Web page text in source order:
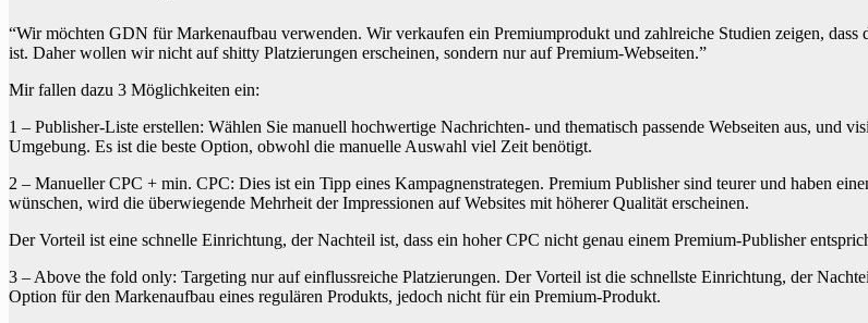
“Wir möchten GDN für Markenaufbau verwenden. Wir verkaufen ein Premiumprodukt und zahlreiche Studien zeigen,
ist. Daher wollen wir nicht auf shitty Platzierungen erscheinen, sondern nur auf Premium-Webseiten.”
Mir fallen dazu 3 Möglichkeiten ein:
1 – Publisher-Liste erstellen: Wählen Sie manuell hochwertige Nachrichten- und thematisch passende Webseiten aus, und
Umgebung. Es ist die beste Option, obwohl die manuelle Auswahl viel Zeit benötigt.
2 – Manueller CPC + min. CPC: Dies ist ein Tipp eines Kampagnenstrategen. Premium Publisher sind teurer und haben
wünschen, wird die überwiegende Mehrheit der Impressionen auf Websites mit höherer Qualität erscheinen.
Der Vorteil ist eine schnelle Einrichtung, der Nachteil ist, dass ein hoher CPC nicht genau einem Premium-Publisher
3 – Above the fold only: Targeting nur auf einflussreiche Platzierungen. Der Vorteil ist die schnellste Einrichtung, der
Option für den Markenaufbau eines regulären Produkts, jedoch nicht für ein Premium-Produkt.